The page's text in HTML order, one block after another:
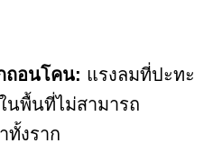
ถอนโคน: แรงลมที่ปะทะ
นพื้นที่ไม่สามารถ
ทั้งราก